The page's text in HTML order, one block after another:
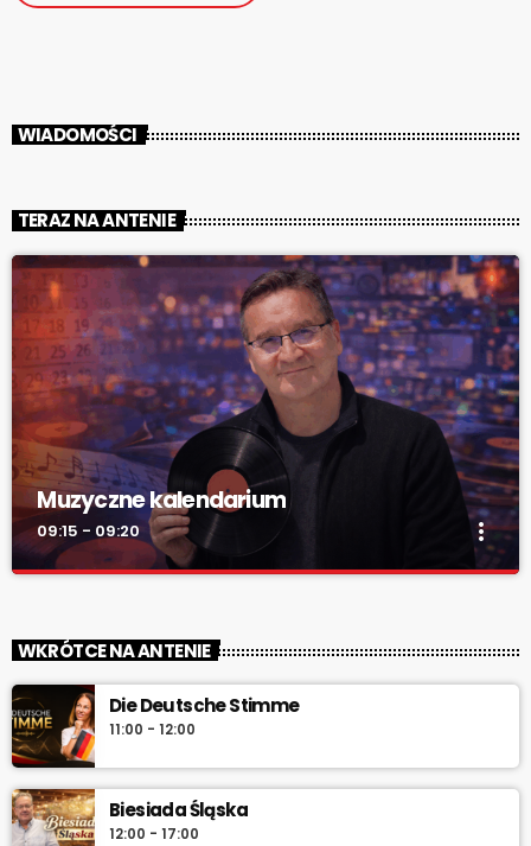
WIADOMOŚCI
TERAZ NA ANTENIE
Muzyczne kalendarium
09:15 - 09:20 more_vert
Muzyczne kalendarium – Twoja codzienna pigułka historii
muzyki. Rocznice, premiery, anegdoty i najlepsze brzmienia –
pon.–sob. 7:45 i 12:45, w niedzielę 7:45 + dłuższa wersja po
10:00. Włącz i sprawdź „co dziś gra historia”.
WKRÓTCE NA ANTENIE
Die Deutsche Stimme
11:00 - 12:00
Biesiada Śląska
12:00 - 17:00